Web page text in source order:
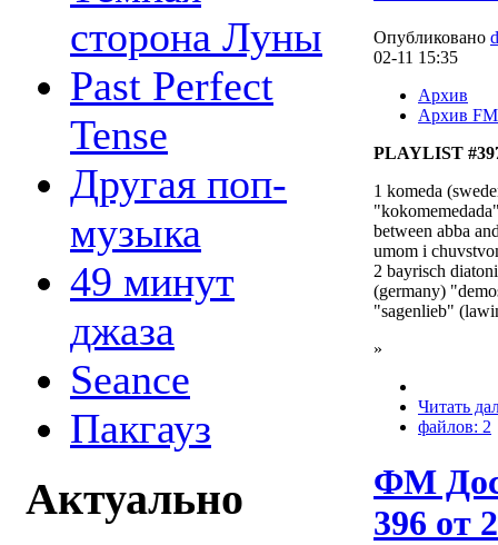
сторона Луны
Past Perfect
Tense
Другая поп-
музыка
49 минут
джаза
Seance
Пакгауз
Актуально
Опубликовано
02-11 15:35
Архив
Архив FM
PLAYLIST
1 komeda
between abba
umom i
2 bayrisch
(germany)
"sagenlieb"
»
Читать
файлов: 2
ФМ
396 от